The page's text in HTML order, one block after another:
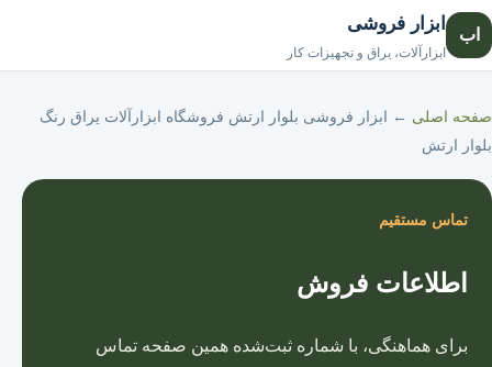
اب
ابزار فروشی
ابزارآلات، یراق و تجهیزات کار
صفحه اصلی ← ابزار فروشی بلوار ارتش فروشگاه ابزارآلات یراق رنگ
بلوار ارتش
تماس مستقیم
اطلاعات فروش
برای هماهنگی، با شماره ثبت‌شده همین صفحه تماس